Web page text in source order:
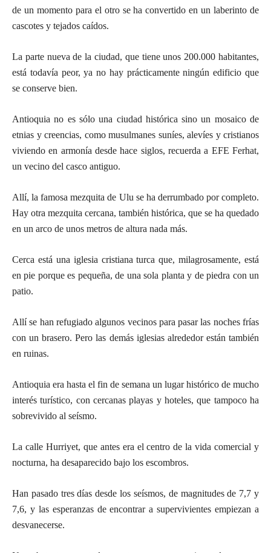
de un momento para el otro se ha convertido en un laberinto de
cascotes y tejados caídos.
La parte nueva de la ciudad, que tiene unos 200.000 habitantes,
está todavía peor, ya no hay prácticamente ningún edificio que
se conserve bien.
Antioquia no es sólo una ciudad histórica sino un mosaico de
etnias y creencias, como musulmanes suníes, alevíes y cristianos
viviendo en armonía desde hace siglos, recuerda a EFE Ferhat,
un vecino del casco antiguo.
Allí, la famosa mezquita de Ulu se ha derrumbado por completo.
Hay otra mezquita cercana, también histórica, que se ha quedado
en un arco de unos metros de altura nada más.
Cerca está una iglesia cristiana turca que, milagrosamente, está
en pie porque es pequeña, de una sola planta y de piedra con un
patio.
Allí se han refugiado algunos vecinos para pasar las noches frías
con un brasero. Pero las demás iglesias alrededor están también
en ruinas.
Antioquia era hasta el fin de semana un lugar histórico de mucho
interés turístico, con cercanas playas y hoteles, que tampoco ha
sobrevivido al seísmo.
La calle Hurriyet, que antes era el centro de la vida comercial y
nocturna, ha desaparecido bajo los escombros.
Han pasado tres días desde los seísmos, de magnitudes de 7,7 y
7,6, y las esperanzas de encontrar a supervivientes empiezan a
desvanecerse.